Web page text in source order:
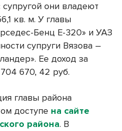
они владеют
кв. м. У главы
Бенц Е-320» и УАЗ
супруги Вязова –
Ее доход за
670, 42 руб.
главы района
доступе на сайте
района. В